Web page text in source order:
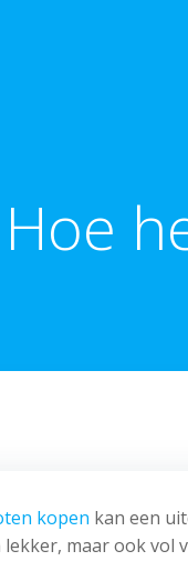
Hoe
kopen kan een
lekker, maar ook vol